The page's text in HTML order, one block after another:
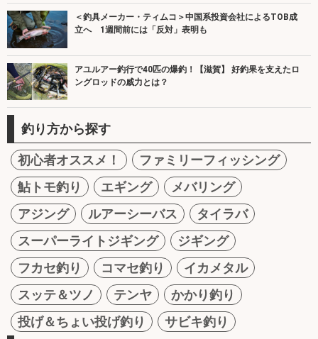
＜釣具メーカー・ティムコ＞中国系投資会社によるTOB成
立へ 1週間前には「反対」表明も
アユルアー釣行で40匹の爆釣！【滋賀】 好釣果を支えたロ
ングロッドの威力とは？
釣り方から探す
初心者オススメ！
ファミリーフィッシング
鮎トモ釣り
エギング
メバリング
アジング
ルアーシーバス
タイラバ
スーパーライトジギング
ジギング
フカセ釣り
コマセ釣り
イカメタル
スッテ＆ツノ
テンヤ
かかり釣り
投げ＆ちょい投げ釣り
サビキ釣り